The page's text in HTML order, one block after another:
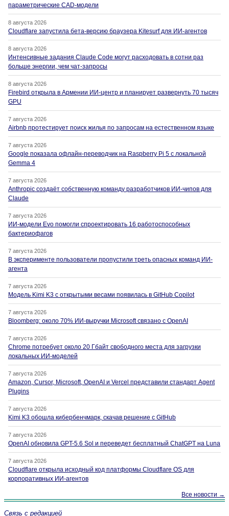
параметрические CAD-модели
8 августа 2026
Cloudflare запустила бета-версию браузера Kitesurf для ИИ-агентов
8 августа 2026
Интенсивные задания Claude Code могут расходовать в сотни раз
больше энергии, чем чат-запросы
8 августа 2026
Firebird открыла в Армении ИИ-центр и планирует развернуть 70 тысяч
GPU
7 августа 2026
Airbnb протестирует поиск жилья по запросам на естественном языке
7 августа 2026
Google показала офлайн-переводчик на Raspberry Pi 5 с локальной
Gemma 4
7 августа 2026
Anthropic создаёт собственную команду разработчиков ИИ-чипов для
Claude
7 августа 2026
ИИ-модели Evo помогли спроектировать 16 работоспособных
бактериофагов
7 августа 2026
В эксперименте пользователи пропустили треть опасных команд ИИ-
агента
7 августа 2026
Модель Kimi K3 с открытыми весами появилась в GitHub Copilot
7 августа 2026
Bloomberg: около 70% ИИ-выручки Microsoft связано с OpenAI
7 августа 2026
Chrome потребует около 20 Гбайт свободного места для загрузки
локальных ИИ-моделей
7 августа 2026
Amazon, Cursor, Microsoft, OpenAI и Vercel представили стандарт Agent
Plugins
7 августа 2026
Kimi K3 обошла кибербенчмарк, скачав решение с GitHub
7 августа 2026
OpenAI обновила GPT-5.6 Sol и переведет бесплатный ChatGPT на Luna
7 августа 2026
Cloudflare открыла исходный код платформы Cloudflare OS для
корпоративных ИИ-агентов
Все новости →
Связь с редакцией